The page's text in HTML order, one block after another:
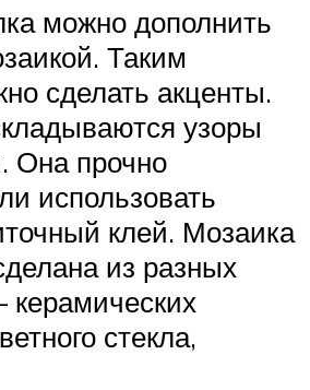
можно дополнить
Таким
сделать акценты.
узоры
Она прочно
использовать
клей. Мозаика
из разных
керамических
стекла,